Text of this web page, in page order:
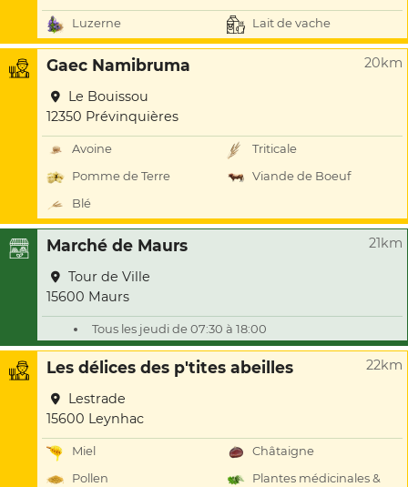
Luzerne Lait de vache
Gaec Namibruma 20km
Le Bouissou
12350 Prévinquières
Avoine
Triticale
Pomme de Terre
Viande de Boeuf
Blé
Marché de Maurs 21km
Tour de Ville
15600 Maurs
Tous les jeudi de 07:30 à 18:00
Les délices des p'tites abeilles 22km
Lestrade
15600 Leynhac
Miel
Châtaigne
Pollen
Plantes médicinales &